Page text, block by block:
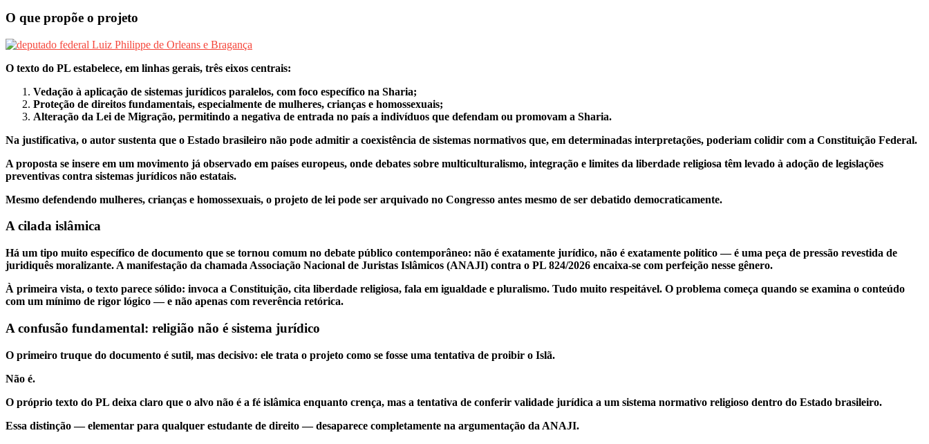
O que propõe o projeto
O texto do PL estabelece, em linhas gerais, três eixos centrais:
Vedação à aplicação de sistemas jurídicos paralelos, com foco específico na Sharia;
Proteção de direitos fundamentais, especialmente de mulheres, crianças e homossexuais;
Alteração da Lei de Migração, permitindo a negativa de entrada no país a indivíduos que defendam ou promovam a Sharia.
Na justificativa, o autor sustenta que o Estado brasileiro não pode admitir a coexistência de sistemas normativos que, em determinadas interpretações, poderiam colidir com a Constituição Federal.
A proposta se insere em um movimento já observado em países europeus, onde debates sobre multiculturalismo, integração e limites da liberdade religiosa têm levado à adoção de legislações
preventivas contra sistemas jurídicos não estatais.
Mesmo defendendo mulheres, crianças e homossexuais, o projeto de lei pode ser arquivado no Congresso antes mesmo de ser debatido democraticamente.
A cilada islâmica
Há um tipo muito específico de documento que se tornou comum no debate público contemporâneo: não é exatamente jurídico, não é exatamente político — é uma peça de pressão revestida de
juridiquês moralizante. A manifestação da chamada Associação Nacional de Juristas Islâmicos (ANAJI) contra o PL 824/2026 encaixa-se com perfeição nesse gênero.
À primeira vista, o texto parece sólido: invoca a Constituição, cita liberdade religiosa, fala em igualdade e pluralismo. Tudo muito respeitável. O problema começa quando se examina o conteúdo
com um mínimo de rigor lógico — e não apenas com reverência retórica.
A confusão fundamental: religião não é sistema jurídico
O primeiro truque do documento é sutil, mas decisivo: ele trata o projeto como se fosse uma tentativa de proibir o Islã.
Não é.
O próprio texto do PL deixa claro que o alvo não é a fé islâmica enquanto crença, mas a tentativa de conferir validade jurídica a um sistema normativo religioso dentro do Estado brasileiro.
Essa distinção — elementar para qualquer estudante de direito — desaparece completamente na argumentação da ANAJI.